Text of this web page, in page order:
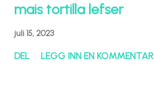
mais tortilla lefser
juli 15, 2023
DEL LEGG INN EN KOMMENTAR